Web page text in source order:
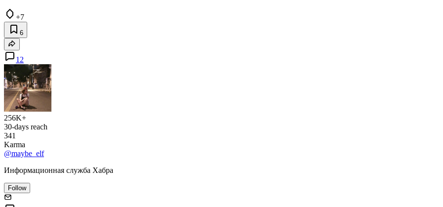
+7
6
12
256K+
30-days reach
341
Karma
@maybe_elf
Информационная служба Хабра
Follow